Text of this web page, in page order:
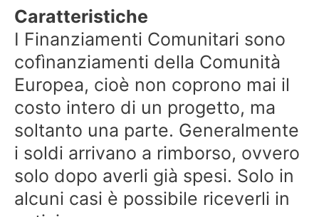
Caratteristiche
I Finanziamenti Comunitari sono
cofìnanziamenti della Comunità
Europea, cioè non coprono mai il
costo intero di un progetto, ma
soltanto una parte. Generalmente
i soldi arrivano a rimborso, ovvero
solo dopo averli già spesi. Solo in
alcuni casi è possibile riceverli in